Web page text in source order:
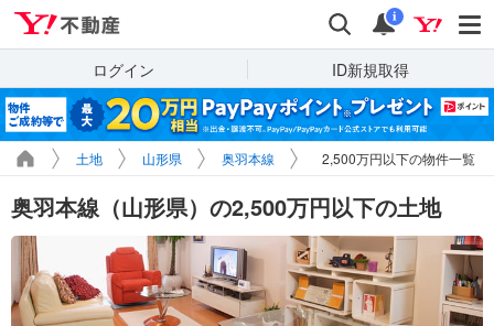
検索 通知
i
ログイン ID新規取得
土地 山形県 奥羽本線 2,500万円以下の物件一覧
奥羽本線（山形県）の2,500万円以下の土地